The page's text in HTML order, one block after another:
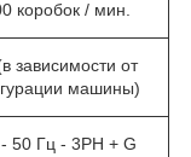
коробок / мин.
зависимости от
машины)
50 Гц - 3PH + G